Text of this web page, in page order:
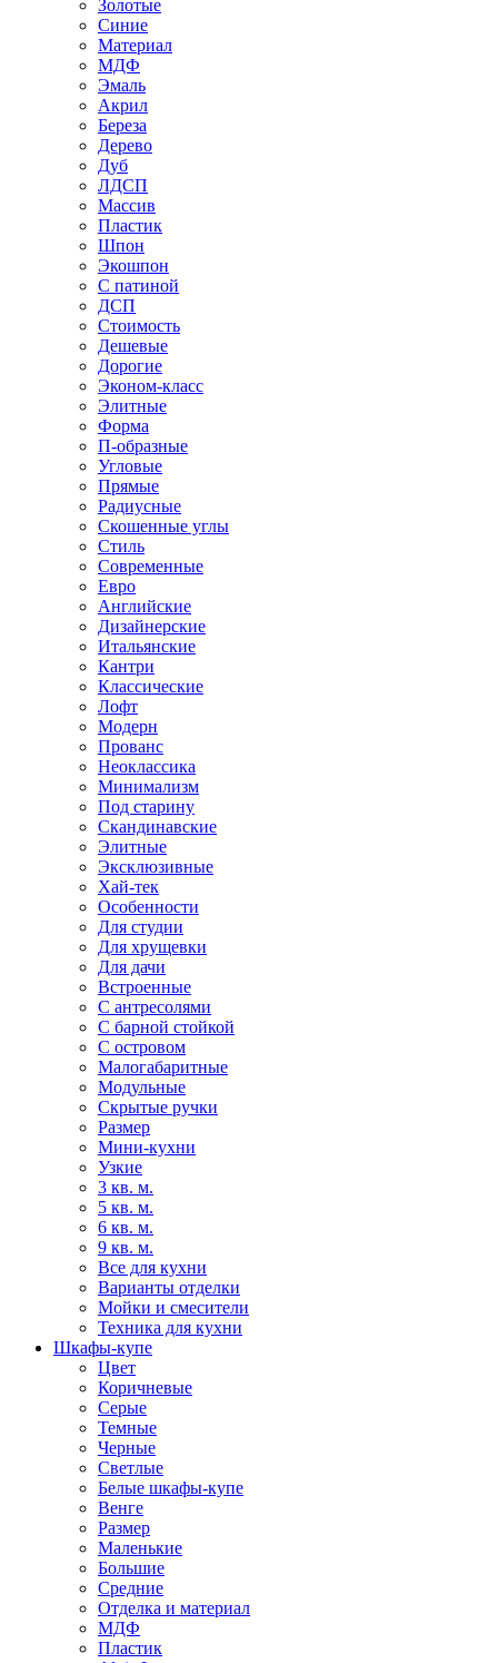
Золотые
Синие
Материал
МДФ
Эмаль
Акрил
Береза
Дерево
Дуб
ЛДСП
Массив
Пластик
Шпон
Экошпон
С патиной
ДСП
Стоимость
Дешевые
Дорогие
Эконом-класс
Элитные
Форма
П-образные
Угловые
Прямые
Радиусные
Скошенные углы
Стиль
Современные
Евро
Английские
Дизайнерские
Итальянские
Кантри
Классические
Лофт
Модерн
Прованс
Неоклассика
Минимализм
Под старину
Скандинавские
Элитные
Эксклюзивные
Хай-тек
Особенности
Для студии
Для хрущевки
Для дачи
Встроенные
С антресолями
С барной стойкой
С островом
Малогабаритные
Модульные
Скрытые ручки
Размер
Мини-кухни
Узкие
3 кв. м.
5 кв. м.
6 кв. м.
9 кв. м.
Все для кухни
Варианты отделки
Мойки и смесители
Техника для кухни
Шкафы-купе
Цвет
Коричневые
Серые
Темные
Черные
Светлые
Белые шкафы-купе
Венге
Размер
Маленькие
Большие
Средние
Отделка и материал
МДФ
Пластик